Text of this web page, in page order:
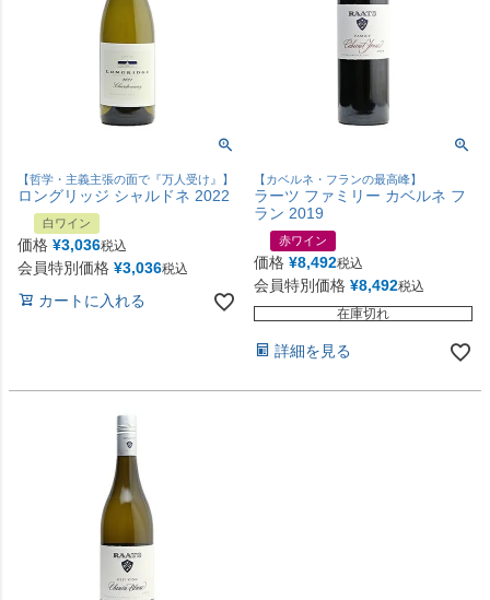
【哲学・主義主張の面で『万人受け』】
ロングリッジ シャルドネ 2022
白ワイン
価格 ¥3,036税込
会員特別価格 ¥3,036税込
カートに入れる
【カベルネ・フランの最高峰】
ラーツ ファミリー カベルネ フ
ラン 2019
赤ワイン
価格 ¥8,492税込
会員特別価格 ¥8,492税込
在庫切れ
詳細を見る